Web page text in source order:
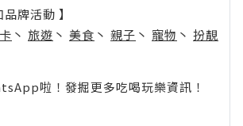
牌活動 】
丶 旅遊 丶 美食 丶 親子 丶 寵物 丶 扮靚
啦！發掘更多吃喝玩樂資訊！